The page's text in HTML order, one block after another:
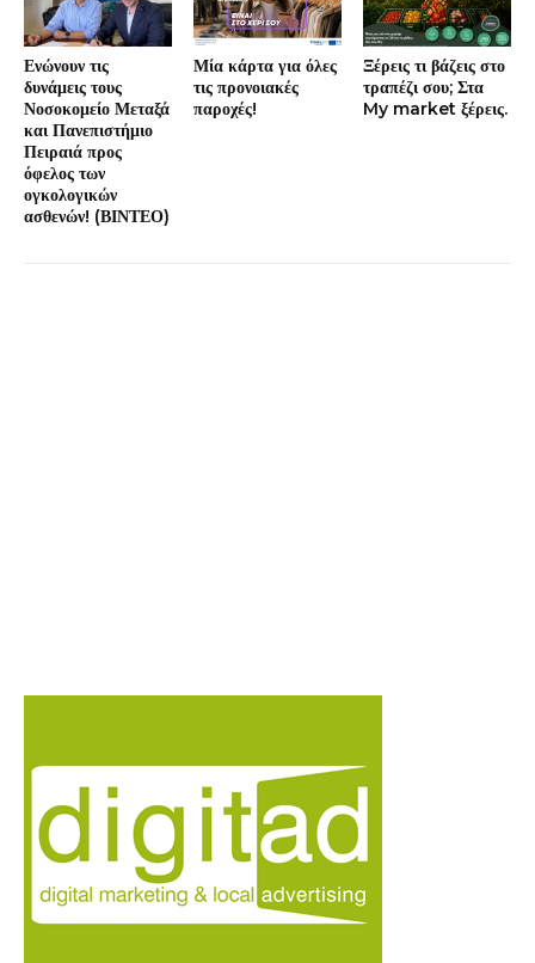
Ενώνουν τις
δυνάμεις τους
Νοσοκομείο Μεταξά
και Πανεπιστήμιο
Πειραιά προς
όφελος των
ογκολογικών
ασθενών! (ΒΙΝΤΕΟ)
Μία κάρτα για όλες
τις προνοιακές
παροχές!
Ξέρεις τι βάζεις στο
τραπέζι σου; Στα
My market ξέρεις.